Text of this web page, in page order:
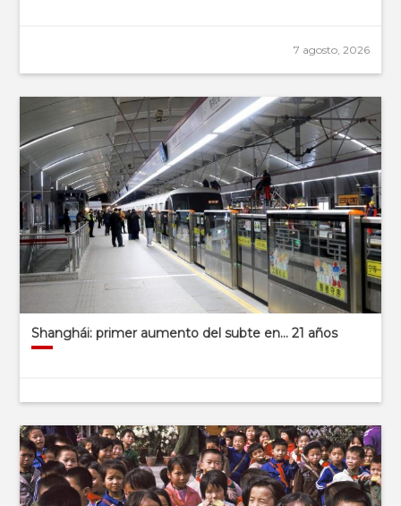
7 agosto, 2026
Shanghái: primer aumento del subte en… 21 años